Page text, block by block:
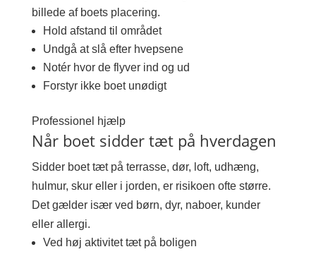
billede af boets placering.
Hold afstand til området
Undgå at slå efter hvepsene
Notér hvor de flyver ind og ud
Forstyr ikke boet unødigt
Professionel hjælp
Når boet sidder tæt på hverdagen
Sidder boet tæt på terrasse, dør, loft, udhæng,
hulmur, skur eller i jorden, er risikoen ofte større.
Det gælder især ved børn, dyr, naboer, kunder
eller allergi.
Ved høj aktivitet tæt på boligen